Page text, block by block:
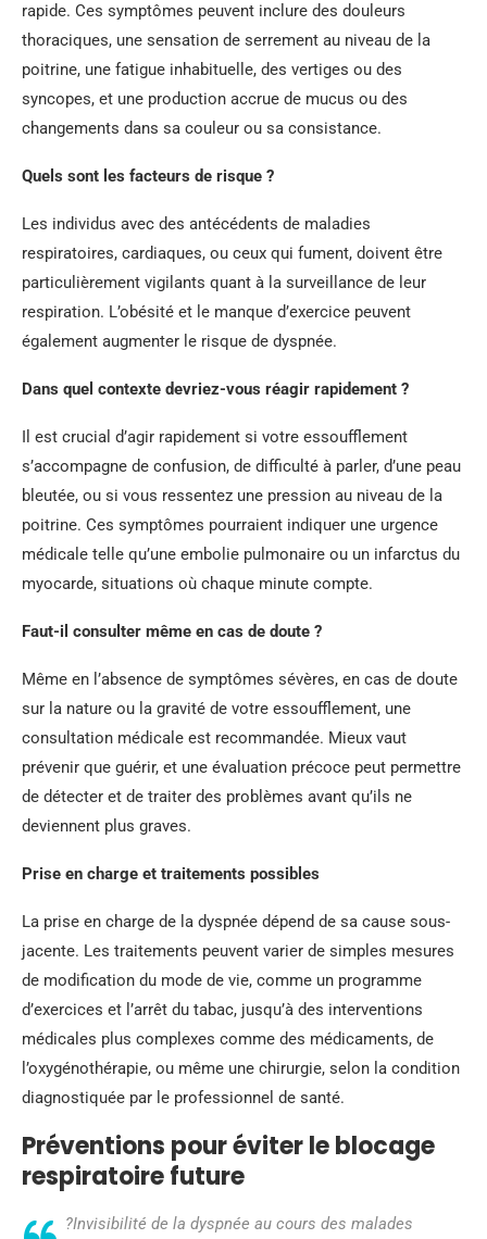
rapide. Ces symptômes peuvent inclure des douleurs
thoraciques, une sensation de serrement au niveau de la
poitrine, une fatigue inhabituelle, des vertiges ou des
syncopes, et une production accrue de mucus ou des
changements dans sa couleur ou sa consistance.
Quels sont les facteurs de risque ?
Les individus avec des antécédents de maladies
respiratoires, cardiaques, ou ceux qui fument, doivent être
particulièrement vigilants quant à la surveillance de leur
respiration. L’obésité et le manque d’exercice peuvent
également augmenter le risque de dyspnée.
Dans quel contexte devriez-vous réagir rapidement ?
Il est crucial d’agir rapidement si votre essoufflement
s’accompagne de confusion, de difficulté à parler, d’une peau
bleutée, ou si vous ressentez une pression au niveau de la
poitrine. Ces symptômes pourraient indiquer une urgence
médicale telle qu’une embolie pulmonaire ou un infarctus du
myocarde, situations où chaque minute compte.
Faut-il consulter même en cas de doute ?
Même en l’absence de symptômes sévères, en cas de doute
sur la nature ou la gravité de votre essoufflement, une
consultation médicale est recommandée. Mieux vaut
prévenir que guérir, et une évaluation précoce peut permettre
de détecter et de traiter des problèmes avant qu’ils ne
deviennent plus graves.
Prise en charge et traitements possibles
La prise en charge de la dyspnée dépend de sa cause sous-
jacente. Les traitements peuvent varier de simples mesures
de modification du mode de vie, comme un programme
d’exercices et l’arrêt du tabac, jusqu’à des interventions
médicales plus complexes comme des médicaments, de
l’oxygénothérapie, ou même une chirurgie, selon la condition
diagnostiquée par le professionnel de santé.
Préventions pour éviter le blocage
respiratoire future
?Invisibilité de la dyspnée au cours des malades